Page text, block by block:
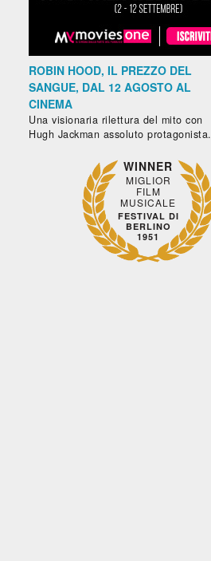
ROBIN HOOD, IL PREZZO DEL
SANGUE, DAL 12 AGOSTO AL
CINEMA
Una visionaria rilettura del mito con
Hugh Jackman assoluto protagonista.
WINNER
MIGLIOR
FILM
MUSICALE
FESTIVAL DI
BERLINO
1951